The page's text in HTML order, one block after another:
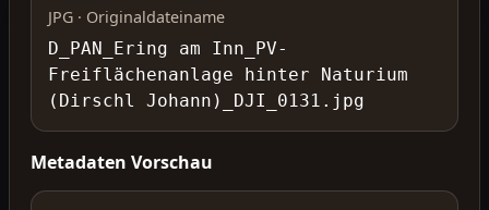
JPG · Originaldateiname
D_PAN_Ering am Inn_PV-
Freiflächenanlage hinter Naturium
(Dirschl Johann)_DJI_0131.jpg
Metadaten Vorschau